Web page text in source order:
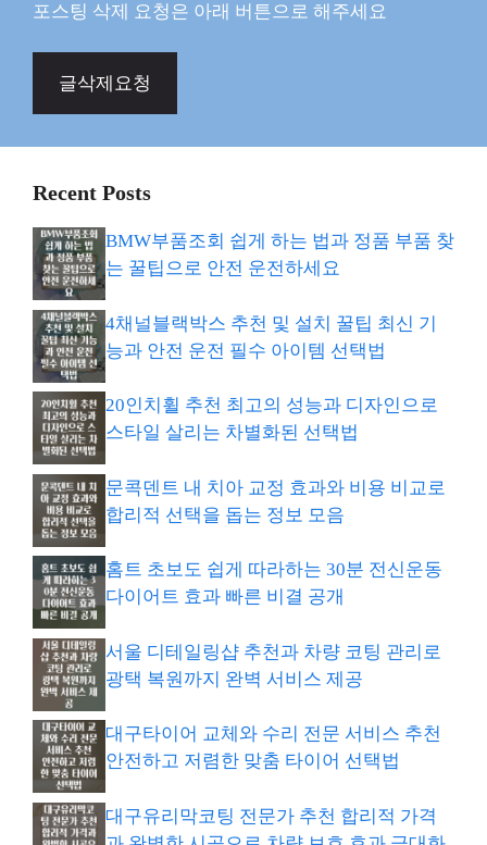
포스팅 삭제 요청은 아래 버튼으로 해주세요
글삭제요청
Recent Posts
BMW부품조회 쉽게 하는 법과 정품 부품 찾
는 꿀팁으로 안전 운전하세요
4채널블랙박스 추천 및 설치 꿀팁 최신 기
능과 안전 운전 필수 아이템 선택법
20인치휠 추천 최고의 성능과 디자인으로
스타일 살리는 차별화된 선택법
문콕덴트 내 치아 교정 효과와 비용 비교로
합리적 선택을 돕는 정보 모음
홈트 초보도 쉽게 따라하는 30분 전신운동
다이어트 효과 빠른 비결 공개
서울 디테일링샵 추천과 차량 코팅 관리로
광택 복원까지 완벽 서비스 제공
대구타이어 교체와 수리 전문 서비스 추천
안전하고 저렴한 맞춤 타이어 선택법
대구유리막코팅 전문가 추천 합리적 가격